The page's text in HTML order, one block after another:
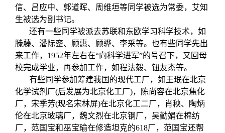
信、吕应中、郭道晖、周维垣等同学被选为常委，艾知
生被选为副书记。
还有一些同学被派去苏联和东欧学习科学技术，如
滕藤、潘际銮、顾惠、顾骅、李采等。也有些同学先出
来工作，1952年左右在“向科学进军”的号召下，又回母
校完成学业，再参加工作，如程法毅、钮友杰等。
有些同学参加筹建我国的现代工厂，如王珉在北京
化学试剂厂(后发展为北京化工厂)，陈尚容在北京焦化
厂，宋季芳(现名宋林屏)在北京化工二厂，肖秧、陶炳
伦在北京玻璃厂，魏文烈在北京钢厂，吴勤娟在棉纺
厂，范国宝和巫宝瑜在修造坦克的618厂，范国宝还帮